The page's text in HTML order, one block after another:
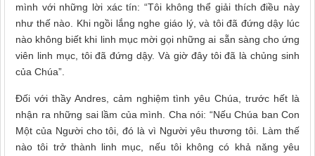
mình với những lời xác tín: “Tôi không thể giải thích điều này
như thế nào. Khi ngồi lắng nghe giáo lý, và tôi đã đứng dậy lúc
nào không biết khi linh mục mời gọi những ai sẵn sàng cho ứng
viên linh mục, tôi đã đứng dậy. Và giờ đây tôi đã là chủng sinh
của Chúa”.
Đối với thầy Andres, cảm nghiệm tình yêu Chúa, trước hết là
nhận ra những sai lầm của mình. Cha nói: “Nếu Chúa ban Con
Một của Người cho tôi, đó là vì Người yêu thương tôi. Làm thế
nào tôi trở thành linh mục, nếu tôi không có khả năng yêu